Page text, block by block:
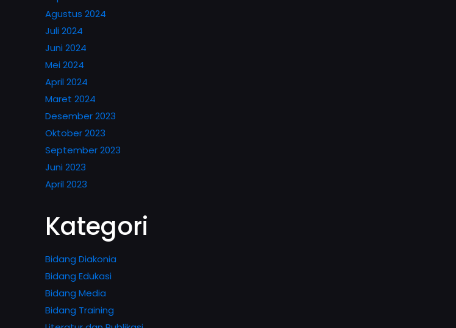
Agustus 2024
Juli 2024
Juni 2024
Mei 2024
April 2024
Maret 2024
Desember 2023
Oktober 2023
September 2023
Juni 2023
April 2023
Kategori
Bidang Diakonia
Bidang Edukasi
Bidang Media
Bidang Training